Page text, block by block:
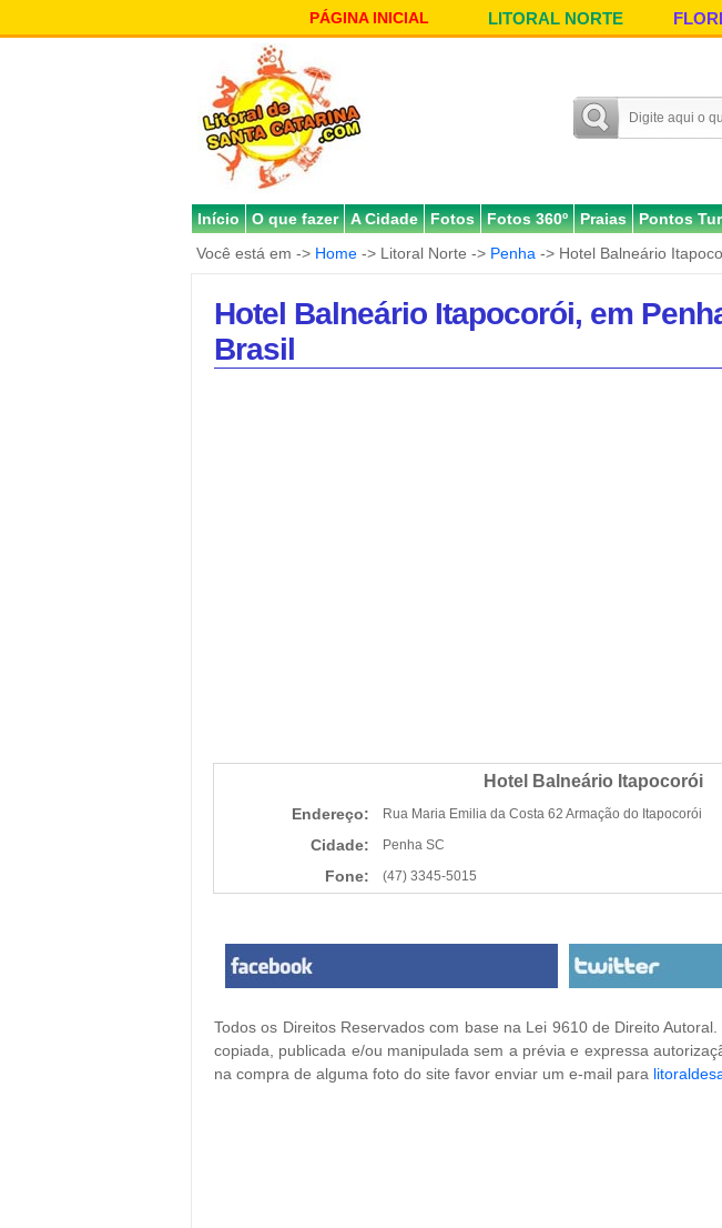
PÁGINA INICIAL LITORAL NORTE
Início O que fazer A Cidade Fotos Fotos 360º Praias Pontos
Você está em -> Home -> Litoral Norte -> Penha -> Hotel Balneário
Hotel Balneário Itapocorói, em
Brasil
Hotel Balneário Itapocorói
Endereço: Rua Maria Emilia da Costa 62 Armação do Itapocorói
Cidade: Penha SC
Fone: (47) 3345-5015
Todos os Direitos Reservados com base na Lei 9610 de Direito
copiada, publicada e/ou manipulada sem a prévia e expressa
na compra de alguma foto do site favor enviar um e-mail para